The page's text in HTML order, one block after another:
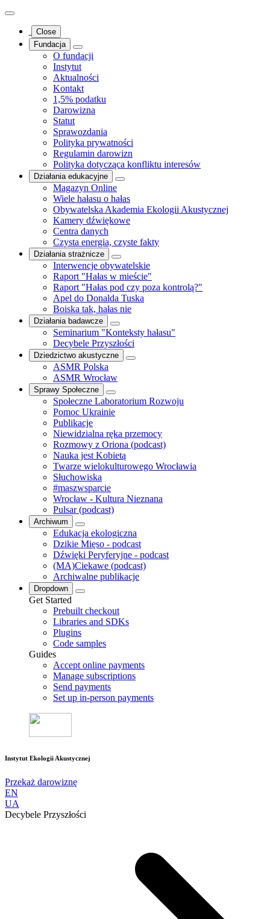
Close
Fundacja
O fundacji
Instytut
Aktualności
Kontakt
1,5% podatku
Darowizna
Statut
Sprawozdania
Polityka prywatności
Regulamin darowizn
Polityka dotycząca konfliktu interesów
Działania edukacyjne
Magazyn Online
Wiele hałasu o hałas
Obywatelska Akademia Ekologii Akustycznej
Kamery dźwiękowe
Centra danych
Czysta energia, czyste fakty
Działania strażnicze
Interwencje obywatelskie
Raport "Hałas w mieście"
Raport "Hałas pod czy poza kontrolą?"
Apel do Donalda Tuska
Boiska tak, hałas nie
Działania badawcze
Seminarium "Konteksty hałasu"
Decybele Przyszłości
Dziedzictwo akustyczne
ASMR Polska
ASMR Wrocław
Sprawy Społeczne
Społeczne Laboratorium Rozwoju
Pomoc Ukrainie
Publikacje
Niewidzialna ręka przemocy
Rozmowy z Oriona (podcast)
Nauka jest Kobietą
Twarze wielokulturowego Wrocławia
Słuchowiska
#maszwsparcie
Wrocław - Kultura Nieznana
Pulsar (podcast)
Archiwum
Edukacja ekologiczna
Dzikie Mięso - podcast
Dźwięki Peryferyjne - podcast
(MA)Ciekawe (podcast)
Archiwalne publikacje
Dropdown
Get Started
Prebuilt checkout
Libraries and SDKs
Plugins
Code samples
Guides
Accept online payments
Manage subscriptions
Send payments
Set up in-person payments
Instytut Ekologii Akustycznej
Przekaż darowiznę
EN
UA
Decybele Przyszłości